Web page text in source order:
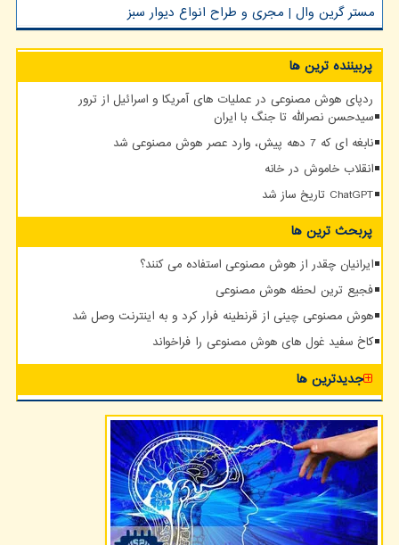
مستر گرین وال | مجری و طراح انواع دیوار سبز
پربیننده ترین ها
ردپای هوش مصنوعی در عملیات های آمریکا و اسرائیل از ترور
سیدحسن نصرالله تا جنگ با ایران
نابغه ای که 7 دهه پیش، وارد عصر هوش مصنوعی شد
انقلاب خاموش در خانه
ChatGPT تاریخ ساز شد
پربحث ترین ها
ایرانیان چقدر از هوش مصنوعی استفاده می کنند؟
فجیع ترین لحظه هوش مصنوعی
هوش مصنوعی چینی از قرنطینه فرار کرد و به اینترنت وصل شد
کاخ سفید غول های هوش مصنوعی را فراخواند
جدیدترین ها